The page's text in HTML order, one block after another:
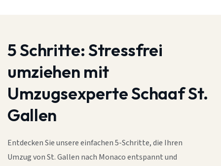
5 Schritte:Stressfrei
umziehen mit
Umzugsexperte Schaaf St.
Gallen
Entdecken Sie unsere einfachen 5-Schritte, die Ihren
Umzug von St. Gallen nach Monaco entspannt und